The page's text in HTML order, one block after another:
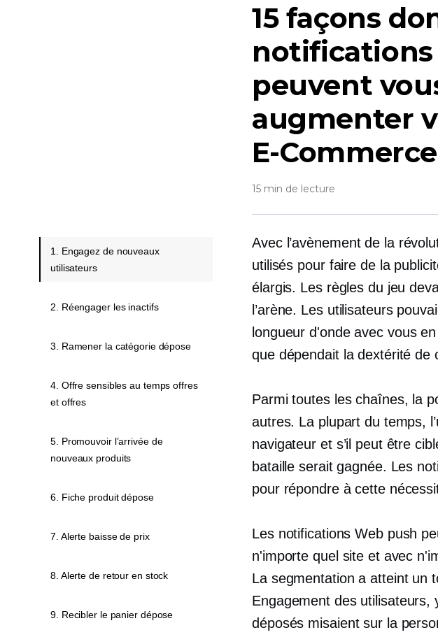
15 façons
peuvent
augmenter
E-Commerce
15 min de lecture
Avec l’avènement de la
utilisés pour faire de la
élargis. Les règles du jeu
l’arène. Les utilisateurs
longueur d'onde avec vous
que dépendait la dextérité de
Parmi toutes les chaînes, la
autres. La plupart du temps,
navigateur et s’il peut être
bataille serait gagnée. Les
pour répondre à cette
Les notifications Web push
n'importe quel site et avec
La segmentation a atteint un
Engagement des utilisateurs,
déposés misaient sur la
1. Engagez de nouveaux
utilisateurs
2. Réengager les inactifs
3. Ramener la catégorie dépose
4. Offre sensibles au temps offres
et offres
5. Promouvoir l’arrivée de
nouveaux produits
6. Fiche produit dépose
7. Alerte baisse de prix
8. Alerte de retour en stock
9. Recibler le panier dépose